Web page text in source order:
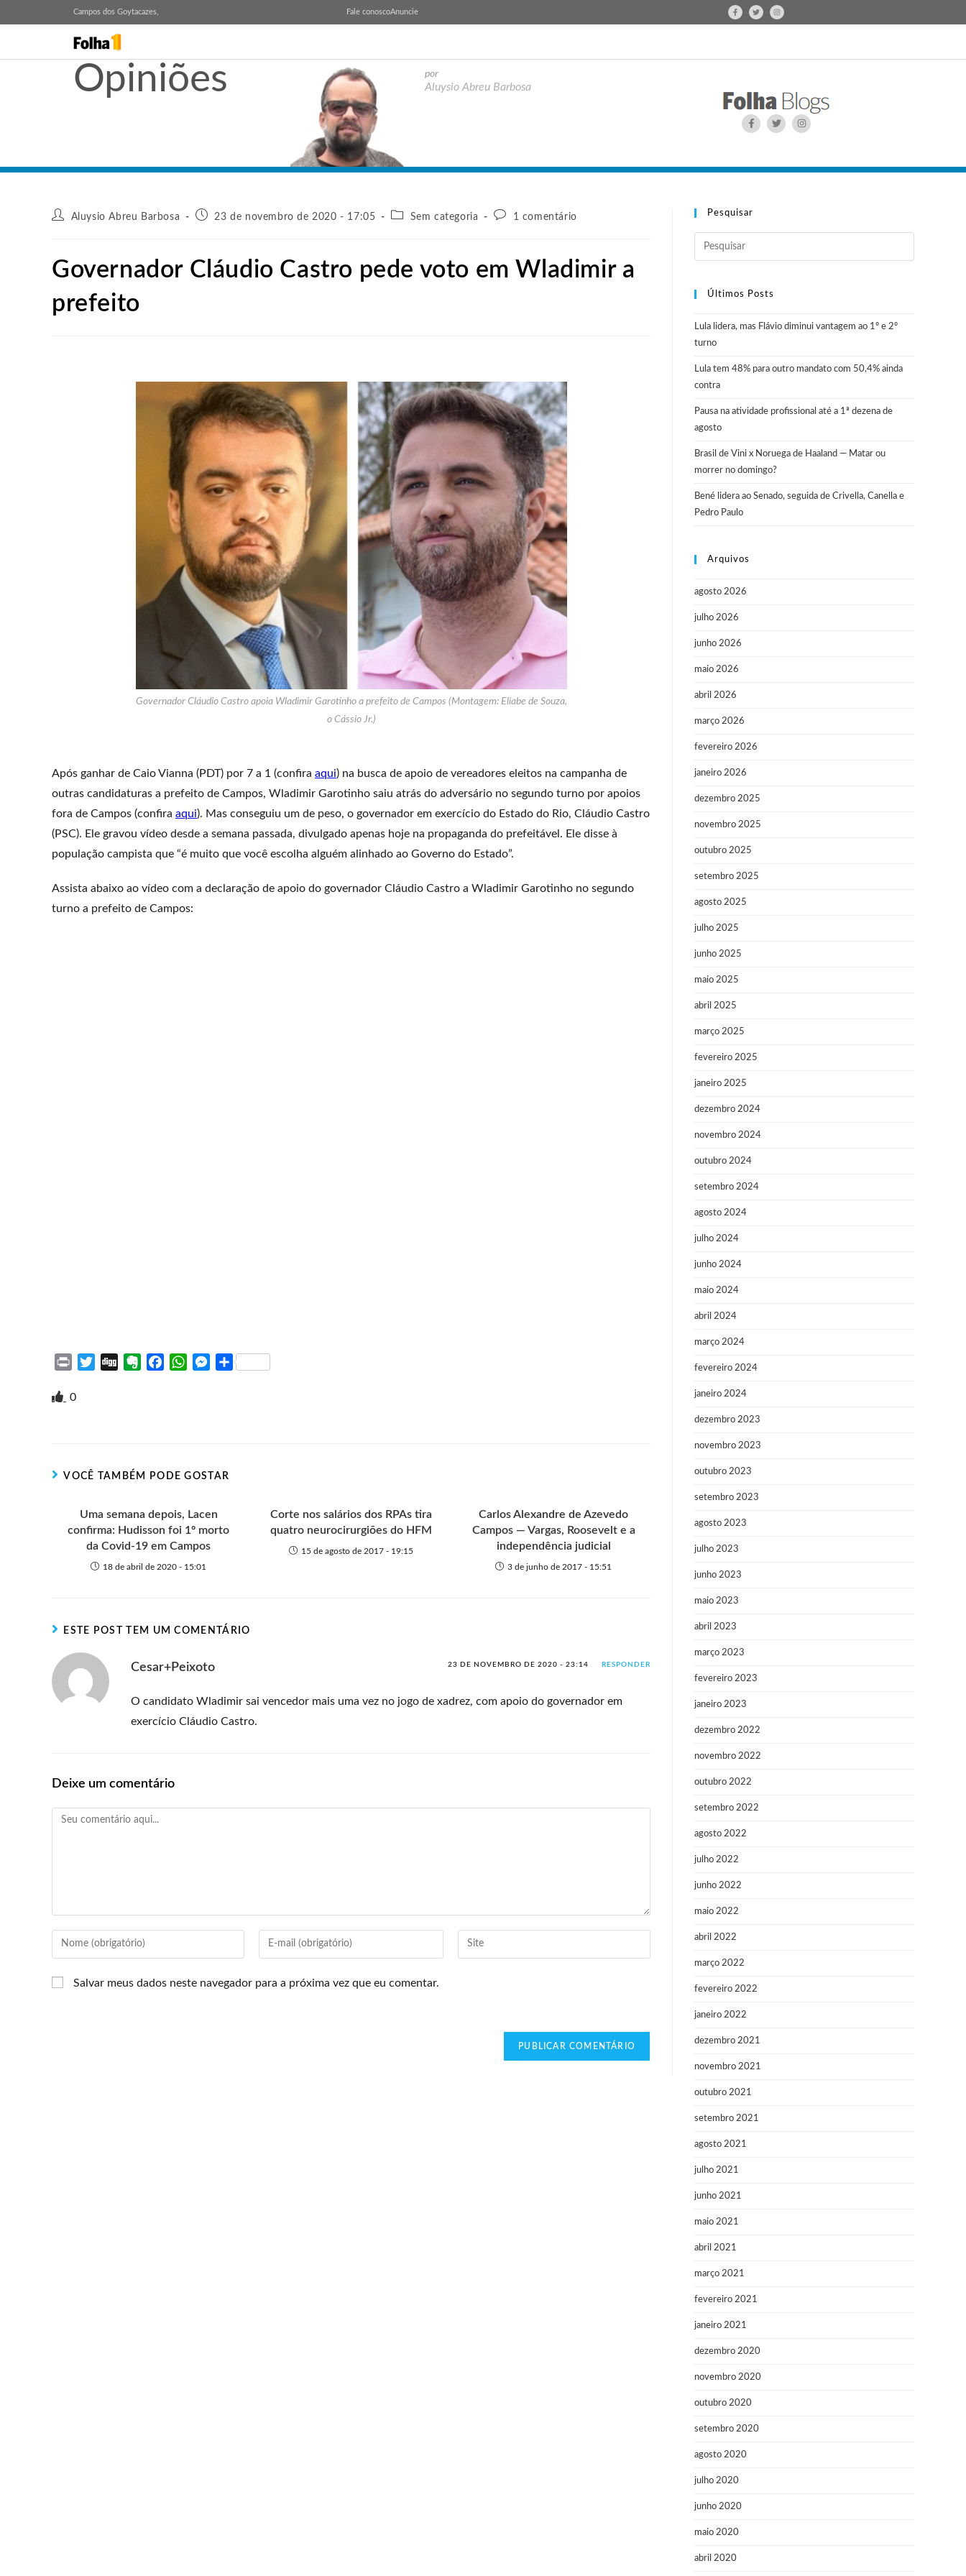
Campos dos Goytacazes, Fale conoscoAnuncie
Opiniões por
Aluysio Abreu Barbosa
Aluysio Abreu Barbosa 23 de novembro de 2020 - 17:05 Sem categoria 1 comentário
Governador Cláudio Castro pede voto em Wladimir a
prefeito
Governador Cláudio Castro apoia Wladimir Garotinho a prefeito de Campos (Montagem: Eliabe de Souza,
o Cássio Jr.)
Após ganhar de Caio Vianna (PDT) por 7 a 1 (confira aqui) na busca de apoio de vereadores eleitos na campanha de
outras candidaturas a prefeito de Campos, Wladimir Garotinho saiu atrás do adversário no segundo turno por apoios
fora de Campos (confira aqui). Mas conseguiu um de peso, o governador em exercício do Estado do Rio, Cláudio Castro
(PSC). Ele gravou vídeo desde a semana passada, divulgado apenas hoje na propaganda do prefeitável. Ele disse à
população campista que “é muito que você escolha alguém alinhado ao Governo do Estado”.
Assista abaixo ao vídeo com a declaração de apoio do governador Cláudio Castro a Wladimir Garotinho no segundo
turno a prefeito de Campos:
i
e
k
W
p
M
e
S
0
VOCÊ TAMBÉM PODE GOSTAR
Uma semana depois, Lacen
confirma: Hudisson foi 1º morto
da Covid-19 em Campos
18 de abril de 2020 - 15:01
Corte nos salários dos RPAs tira
quatro neurocirurgiões do HFM
15 de agosto de 2017 - 19:15
Carlos Alexandre de Azevedo
Campos — Vargas, Roosevelt e a
independência judicial
3 de junho de 2017 - 15:51
ESTE POST TEM UM COMENTÁRIO
Cesar+Peixoto 23 DE NOVEMBRO DE 2020 - 23:14 RESPONDER
O candidato Wladimir sai vencedor mais uma vez no jogo de xadrez, com apoio do governador em
exercício Cláudio Castro.
Deixe um comentário
Salvar meus dados neste navegador para a próxima vez que eu comentar.
Pesquisar
Últimos Posts
Lula lidera, mas Flávio diminui vantagem ao 1º e 2º
turno
Lula tem 48% para outro mandato com 50,4% ainda
contra
Pausa na atividade profissional até a 1ª dezena de
agosto
Brasil de Vini x Noruega de Haaland — Matar ou
morrer no domingo?
Bené lidera ao Senado, seguida de Crivella, Canella e
Pedro Paulo
Arquivos
agosto 2026
julho 2026
junho 2026
maio 2026
abril 2026
março 2026
fevereiro 2026
janeiro 2026
dezembro 2025
novembro 2025
outubro 2025
setembro 2025
agosto 2025
julho 2025
junho 2025
maio 2025
abril 2025
março 2025
fevereiro 2025
janeiro 2025
dezembro 2024
novembro 2024
outubro 2024
setembro 2024
agosto 2024
julho 2024
junho 2024
maio 2024
abril 2024
março 2024
fevereiro 2024
janeiro 2024
dezembro 2023
novembro 2023
outubro 2023
setembro 2023
agosto 2023
julho 2023
junho 2023
maio 2023
abril 2023
março 2023
fevereiro 2023
janeiro 2023
dezembro 2022
novembro 2022
outubro 2022
setembro 2022
agosto 2022
julho 2022
junho 2022
maio 2022
abril 2022
março 2022
fevereiro 2022
janeiro 2022
dezembro 2021
novembro 2021
outubro 2021
setembro 2021
agosto 2021
julho 2021
junho 2021
maio 2021
abril 2021
março 2021
fevereiro 2021
janeiro 2021
dezembro 2020
novembro 2020
outubro 2020
setembro 2020
agosto 2020
julho 2020
junho 2020
maio 2020
abril 2020